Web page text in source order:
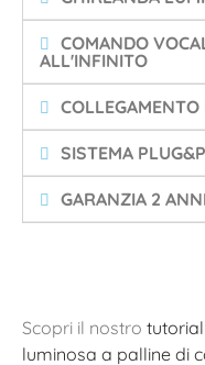
COMANDO
ALL'INFINITO
COLLEGAMENTO
SISTEMA
GARANZIA 2
Scopri il nostro
luminosa a palline di